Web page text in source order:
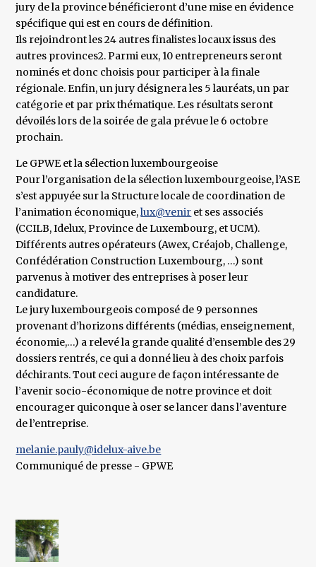
jury de la province bénéficieront d’une mise en évidence
spécifique qui est en cours de définition.
Ils rejoindront les 24 autres finalistes locaux issus des
autres provinces2. Parmi eux, 10 entrepreneurs seront
nominés et donc choisis pour participer à la finale
régionale. Enfin, un jury désignera les 5 lauréats, un par
catégorie et par prix thématique. Les résultats seront
dévoilés lors de la soirée de gala prévue le 6 octobre
prochain.
Le GPWE et la sélection luxembourgeoise
Pour l’organisation de la sélection luxembourgeoise, l’ASE
s’est appuyée sur la Structure locale de coordination de
l’animation économique,lux@venir et ses associés
(CCILB, Idelux, Province de Luxembourg, et UCM).
Différents autres opérateurs (Awex, Créajob, Challenge,
Confédération Construction Luxembourg, …) sont
parvenus à motiver des entreprises à poser leur
candidature.
Le jury luxembourgeois composé de 9 personnes
provenant d’horizons différents (médias, enseignement,
économie,…) a relevé la grande qualité d’ensemble des 29
dossiers rentrés, ce qui a donné lieu à des choix parfois
déchirants. Tout ceci augure de façon intéressante de
l’avenir socio-économique de notre province et doit
encourager quiconque à oser se lancer dans l’aventure
de l’entreprise.
melanie.pauly@idelux-aive.be
Communiqué de presse - GPWE